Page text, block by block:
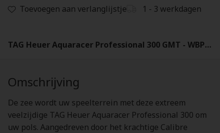
Toevoegen aan verlanglijstje 1 - 3 werkdagen
TAG Heuer Aquaracer Professional 300 GMT - WBP5115.BA0013
Omschrijving
De zee wordt uw speelterrein met deze extreem
veelzijdige TAG Heuer Aquaracer Professional 300 om
uw pols. Aangedreven door het krachtige Calibre